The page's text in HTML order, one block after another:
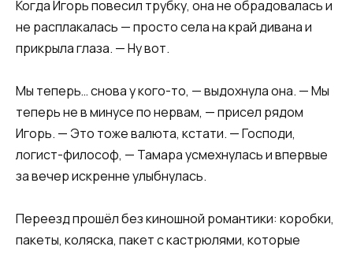
Когда Игорь повесил трубку, она не обрадовалась и
не расплакалась — просто села на край дивана и
прикрыла глаза. — Ну вот.
Мы теперь… снова у кого-то, — выдохнула она. — Мы
теперь не в минусе по нервам, — присел рядом
Игорь. — Это тоже валюта, кстати. — Господи,
логист-философ, — Тамара усмехнулась и впервые
за вечер искренне улыбнулась.
Переезд прошёл без киношной романтики: коробки,
пакеты, коляска, пакет с кастрюлями, которые